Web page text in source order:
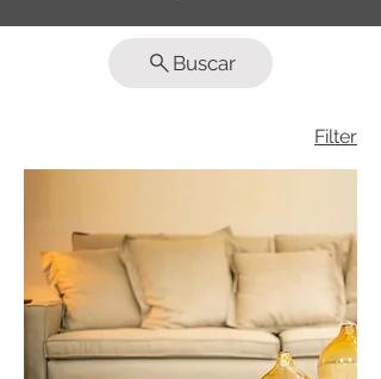
Buscar
Filter